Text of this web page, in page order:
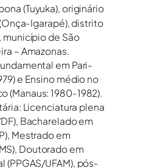
(Tuyuka), originário
Igarapé), distrito
município de São
– Amazonas.
em Pari-
e Ensino médio no
(Manaus: 1980-1982).
Licenciatura plena
Bacharelado em
Mestrado em
Doutorado em
(PPGAS/UFAM), pós-